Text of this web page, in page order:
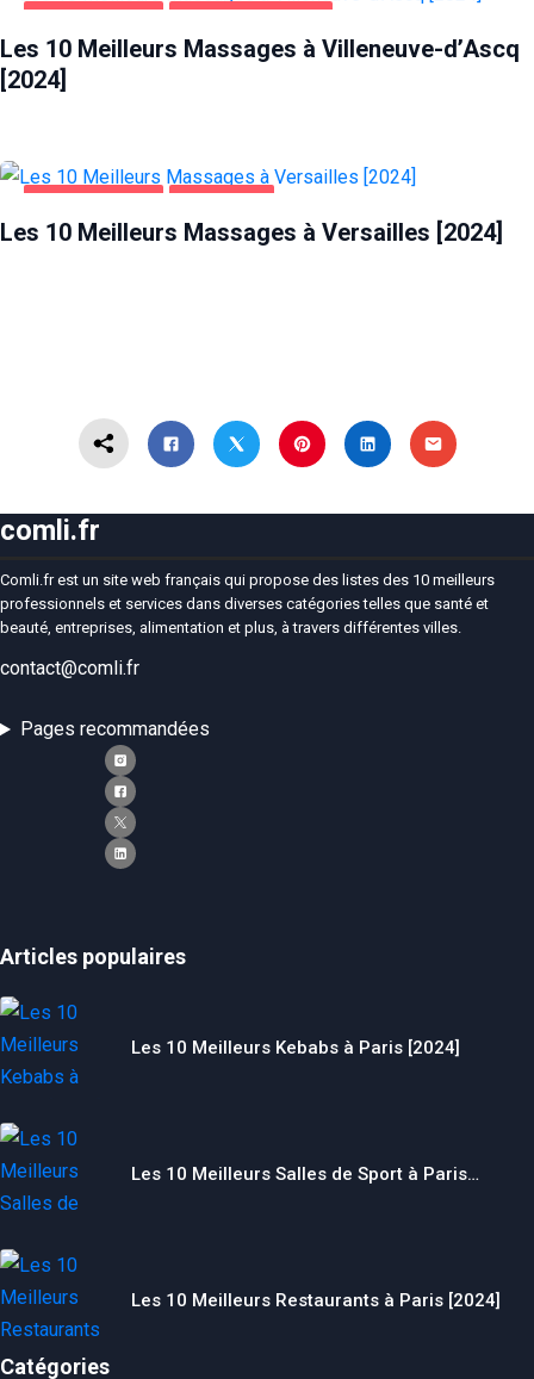
Les 10 Meilleurs Massages à Villeneuve-d’Ascq
[2024]
Les 10 Meilleurs Massages à Versailles [2024]
comli.fr
Comli.fr est un site web français qui propose des listes des 10 meilleurs
professionnels et services dans diverses catégories telles que santé et
beauté, entreprises, alimentation et plus, à travers différentes villes.
contact@comli.fr
Pages recommandées
Articles populaires
Les 10 Meilleurs Kebabs à Paris [2024]
Les 10 Meilleurs Salles de Sport à Paris…
Les 10 Meilleurs Restaurants à Paris [2024]
Catégories